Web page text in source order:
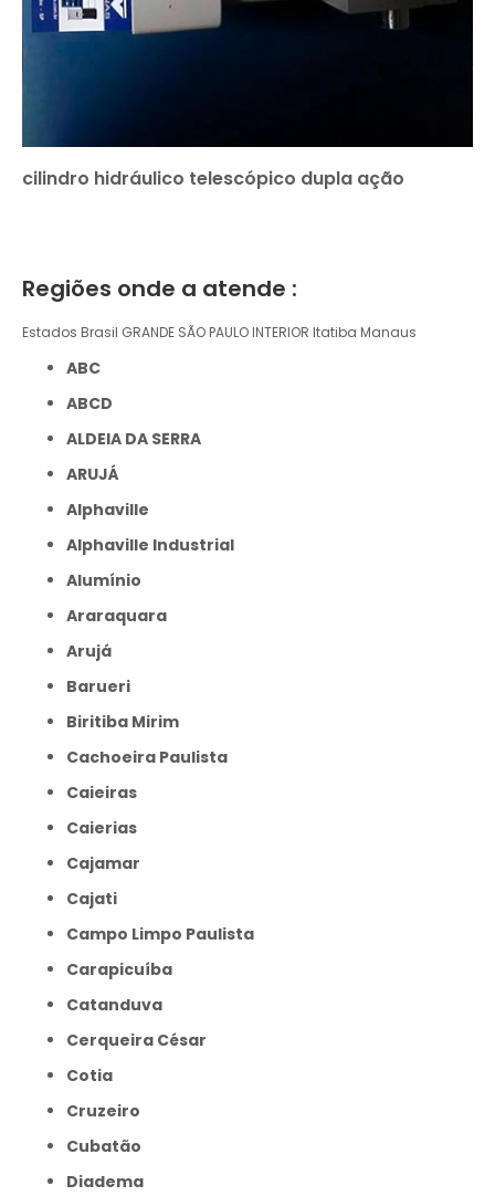
cilindro hidráulico telescópico dupla ação
Regiões onde a atende :
Estados Brasil GRANDE SÃO PAULO INTERIOR Itatiba Manaus
ABC
ABCD
ALDEIA DA SERRA
ARUJÁ
Alphaville
Alphaville Industrial
Alumínio
Araraquara
Arujá
Barueri
Biritiba Mirim
Cachoeira Paulista
Caieiras
Caierias
Cajamar
Cajati
Campo Limpo Paulista
Carapicuíba
Catanduva
Cerqueira César
Cotia
Cruzeiro
Cubatão
Diadema